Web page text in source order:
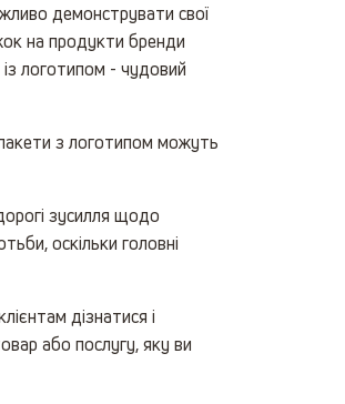
демонструвати свої
на продукти бренди
логотипом - чудовий
з логотипом можуть
зусилля щодо
оскільки головні
дізнатися і
або послугу, яку ви